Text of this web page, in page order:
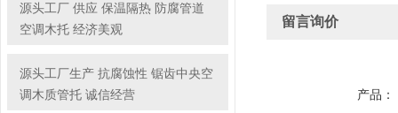
源头工厂 供应 保温隔热 防腐管道
空调木托 经济美观
源头工厂生产 抗腐蚀性 锯齿中央空
调木质管托 诚信经营
留言询价
产品：